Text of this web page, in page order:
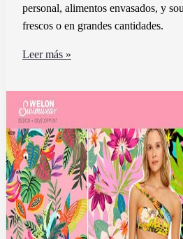
personal, alimentos envasados, y
frescos o en grandes cantidades.
Qué
puedo
pasar
por
la
aduana
chilena
sin
problemas
Leer más »